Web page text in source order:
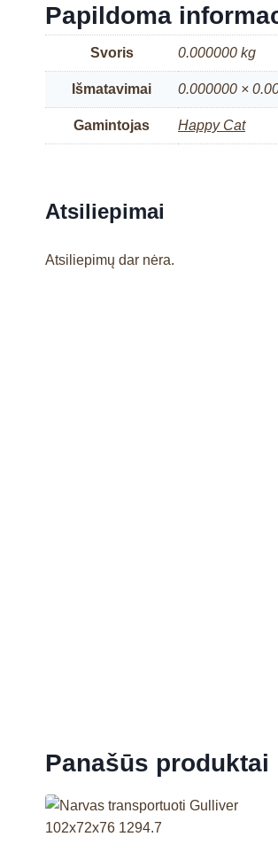
Papildoma
Svoris 0.000000 kg
Išmatavimai 0.000000 ×
Gamintojas Happy Cat
Atsiliepimai
Atsiliepimų dar nėra.
Panašūs produktai